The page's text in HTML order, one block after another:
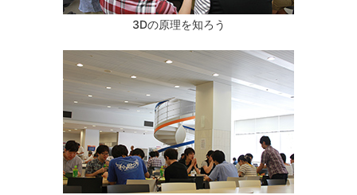
3Dの原理を知ろう